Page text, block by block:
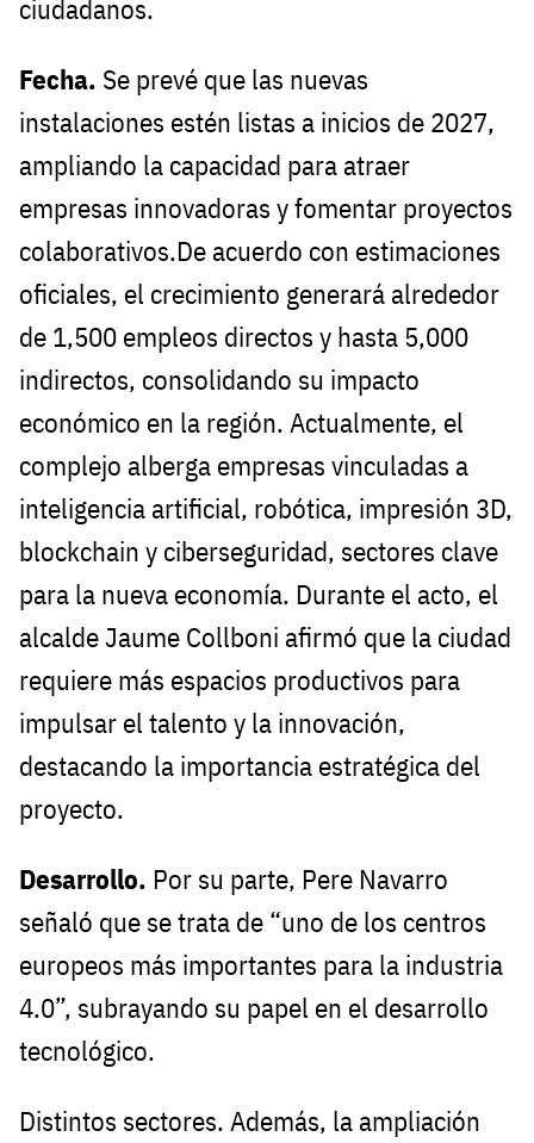
ciudadanos.
Fecha. Se prevé que las nuevas
instalaciones estén listas a inicios de 2027,
ampliando la capacidad para atraer
empresas innovadoras y fomentar proyectos
colaborativos.De acuerdo con estimaciones
oficiales, el crecimiento generará alrededor
de 1,500 empleos directos y hasta 5,000
indirectos, consolidando su impacto
económico en la región. Actualmente, el
complejo alberga empresas vinculadas a
inteligencia artificial, robótica, impresión 3D,
blockchain y ciberseguridad, sectores clave
para la nueva economía. Durante el acto, el
alcalde Jaume Collboni afirmó que la ciudad
requiere más espacios productivos para
impulsar el talento y la innovación,
destacando la importancia estratégica del
proyecto.
Desarrollo. Por su parte, Pere Navarro
señaló que se trata de “uno de los centros
europeos más importantes para la industria
4.0”, subrayando su papel en el desarrollo
tecnológico.
Distintos sectores. Además, la ampliación